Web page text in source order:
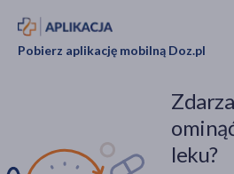
Pobierz aplikację mobilną Doz.pl
leku?